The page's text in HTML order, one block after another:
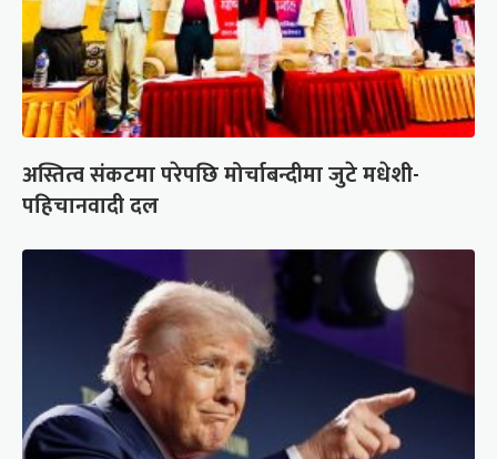
अस्तित्व संकटमा परेपछि मोर्चाबन्दीमा जुटे मधेशी-
पहिचानवादी दल